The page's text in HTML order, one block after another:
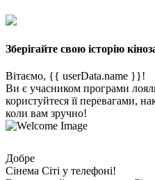
Зберігайте свою історію
Вітаємо, {{ userData.name }}!
Ви є учасником програми
користуйтеся її перевагами,
коли вам зручно!
Добре
Сінема Сіті у телефоні!